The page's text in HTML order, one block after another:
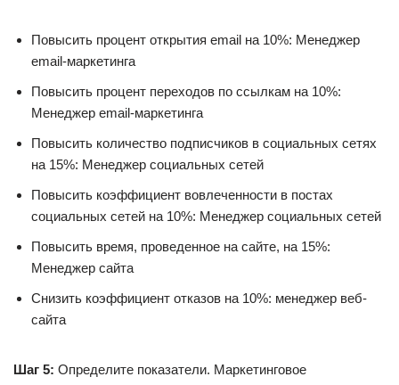
Повысить процент открытия email на 10%: Менеджер
email-маркетинга
Повысить процент переходов по ссылкам на 10%:
Менеджер email-маркетинга
Повысить количество подписчиков в социальных сетях
на 15%: Менеджер социальных сетей
Повысить коэффициент вовлеченности в постах
социальных сетей на 10%: Менеджер социальных сетей
Повысить время, проведенное на сайте, на 15%:
Менеджер сайта
Снизить коэффициент отказов на 10%: менеджер веб-
сайта
Шаг 5: Определите показатели. Маркетинговое